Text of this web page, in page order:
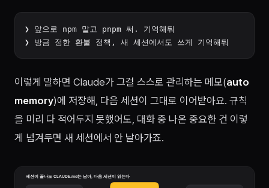
❯ 앞으로 npm 말고 pnpm 써. 기억해둬
이렇게 말하면 Claude가 그걸 스스로 관리하는 메모(auto
memory)에 저장해, 다음 세션이 그대로 이어받아요. 규칙
을 미리 다 적어두지 못했어도, 대화 중 나온 중요한 건 이렇
게 넘겨두면 새 세션에서 안 날아가죠.